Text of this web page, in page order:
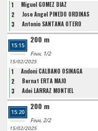
1 Miguel GOMEZ DIAZ
2 Jose Angel PINEDO ORDINAS
3 Antonio SANTANA OTERO
15:15
200 m
Final 1/2
15/02/2025
1 Andoni CALBANO OSINAGA
2 Bernat ERTA MAJO
3 Adei LARRAZ MONTIEL
15:20
200 m
Final 2/2
15/02/2025